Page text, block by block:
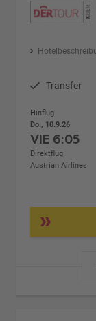
Transfer
Hinflug
Do., 10.9.26
VIE 6:05
Direktflug
Austrian Airlines